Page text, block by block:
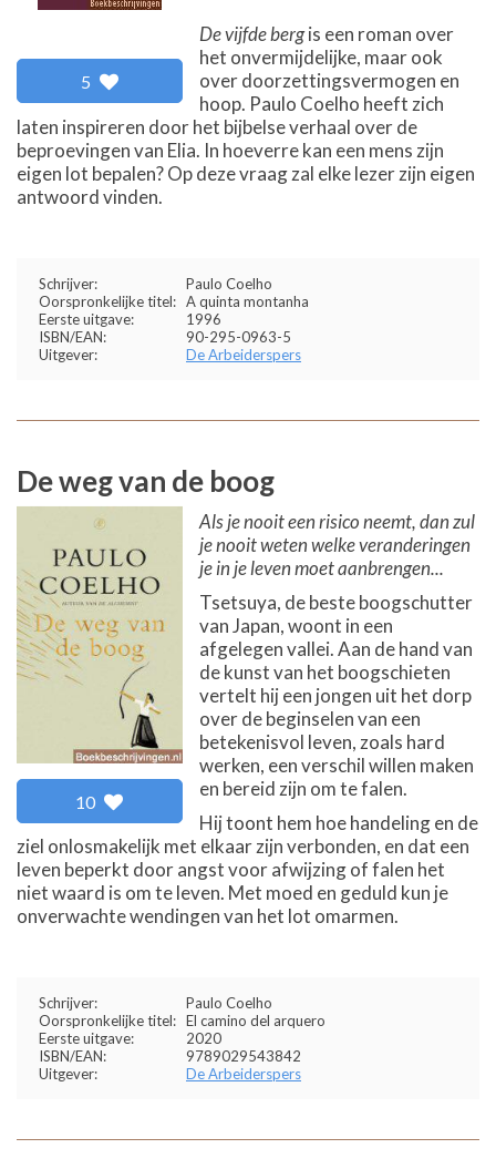
5
De vijfde bergis een roman over
het onvermijdelijke, maar ook
over doorzettingsvermogen en
hoop. Paulo Coelho heeft zich
laten inspireren door het bijbelse verhaal over de
beproevingen van Elia. In hoeverre kan een mens zijn
eigen lot bepalen? Op deze vraag zal elke lezer zijn eigen
antwoord vinden.
Schrijver:
Paulo Coelho
Oorspronkelijke titel: A quinta montanha
Eerste uitgave:
1996
ISBN/EAN:
90-295-0963-5
Uitgever:
De Arbeiderspers
De weg van de boog
10
Als je nooit een risico neemt, dan zul
je nooit weten welke veranderingen
je in je leven moet aanbrengen...
Tsetsuya, de beste boogschutter
van Japan, woont in een
afgelegen vallei. Aan de hand van
de kunst van het boogschieten
vertelt hij een jongen uit het dorp
over de beginselen van een
betekenisvol leven, zoals hard
werken, een verschil willen maken
en bereid zijn om te falen.
Hij toont hem hoe handeling en de
ziel onlosmakelijk met elkaar zijn verbonden, en dat een
leven beperkt door angst voor afwijzing of falen het
niet waard is om te leven. Met moed en geduld kun je
onverwachte wendingen van het lot omarmen.
Schrijver:
Paulo Coelho
Oorspronkelijke titel: El camino del arquero
Eerste uitgave:
2020
ISBN/EAN:
9789029543842
Uitgever:
De Arbeiderspers